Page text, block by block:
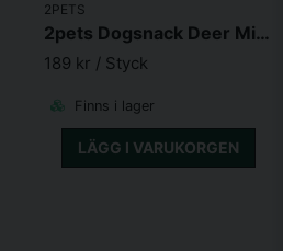
2PETS
2pets Dogsnack Deer MiniCubes (400g)
189 kr / Styck
Finns i lager
LÄGG I VARUKORGEN